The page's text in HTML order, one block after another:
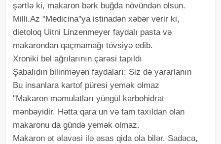
şərtlə ki, makaron bərk buğda növündən olsun.
Milli.Az "Medicina"ya istinadən xəbər verir ki,
dietoloq Uitni Linzenmeyer faydalı pasta və
makarondan qaçmamağı tövsiyə edib.
Xroniki bel ağrılarının çarəsi tapıldı
Şabalıdın bilinməyən faydaları: Siz də yararlanın
Bu insanlara kartof püresi yemək olmaz
"Makaron məmulatları yüngül karbohidrat
mənbəyidir. Hətta qara un və tam taxıldan olan
makaronu da gündə yemək olmaz.
Makaron ət əlavəsi ilə əsas qida ola bilər. Sadəcə,